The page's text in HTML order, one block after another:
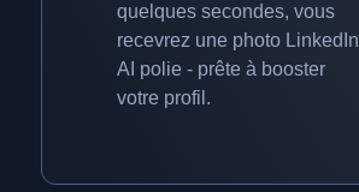
quelques secondes, vous
recevrez une photo LinkedIn
AI polie - prête à booster
votre profil.